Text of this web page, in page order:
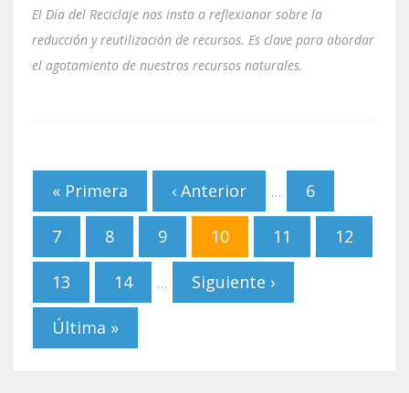
El Día del Reciclaje nos insta a reflexionar sobre la
reducción y reutilización de recursos. Es clave para abordar
el agotamiento de nuestros recursos naturales.
Páginas
« Primera ‹ Anterior … 6
7 8 9 10 11 12
13 14 … Siguiente ›
Última »